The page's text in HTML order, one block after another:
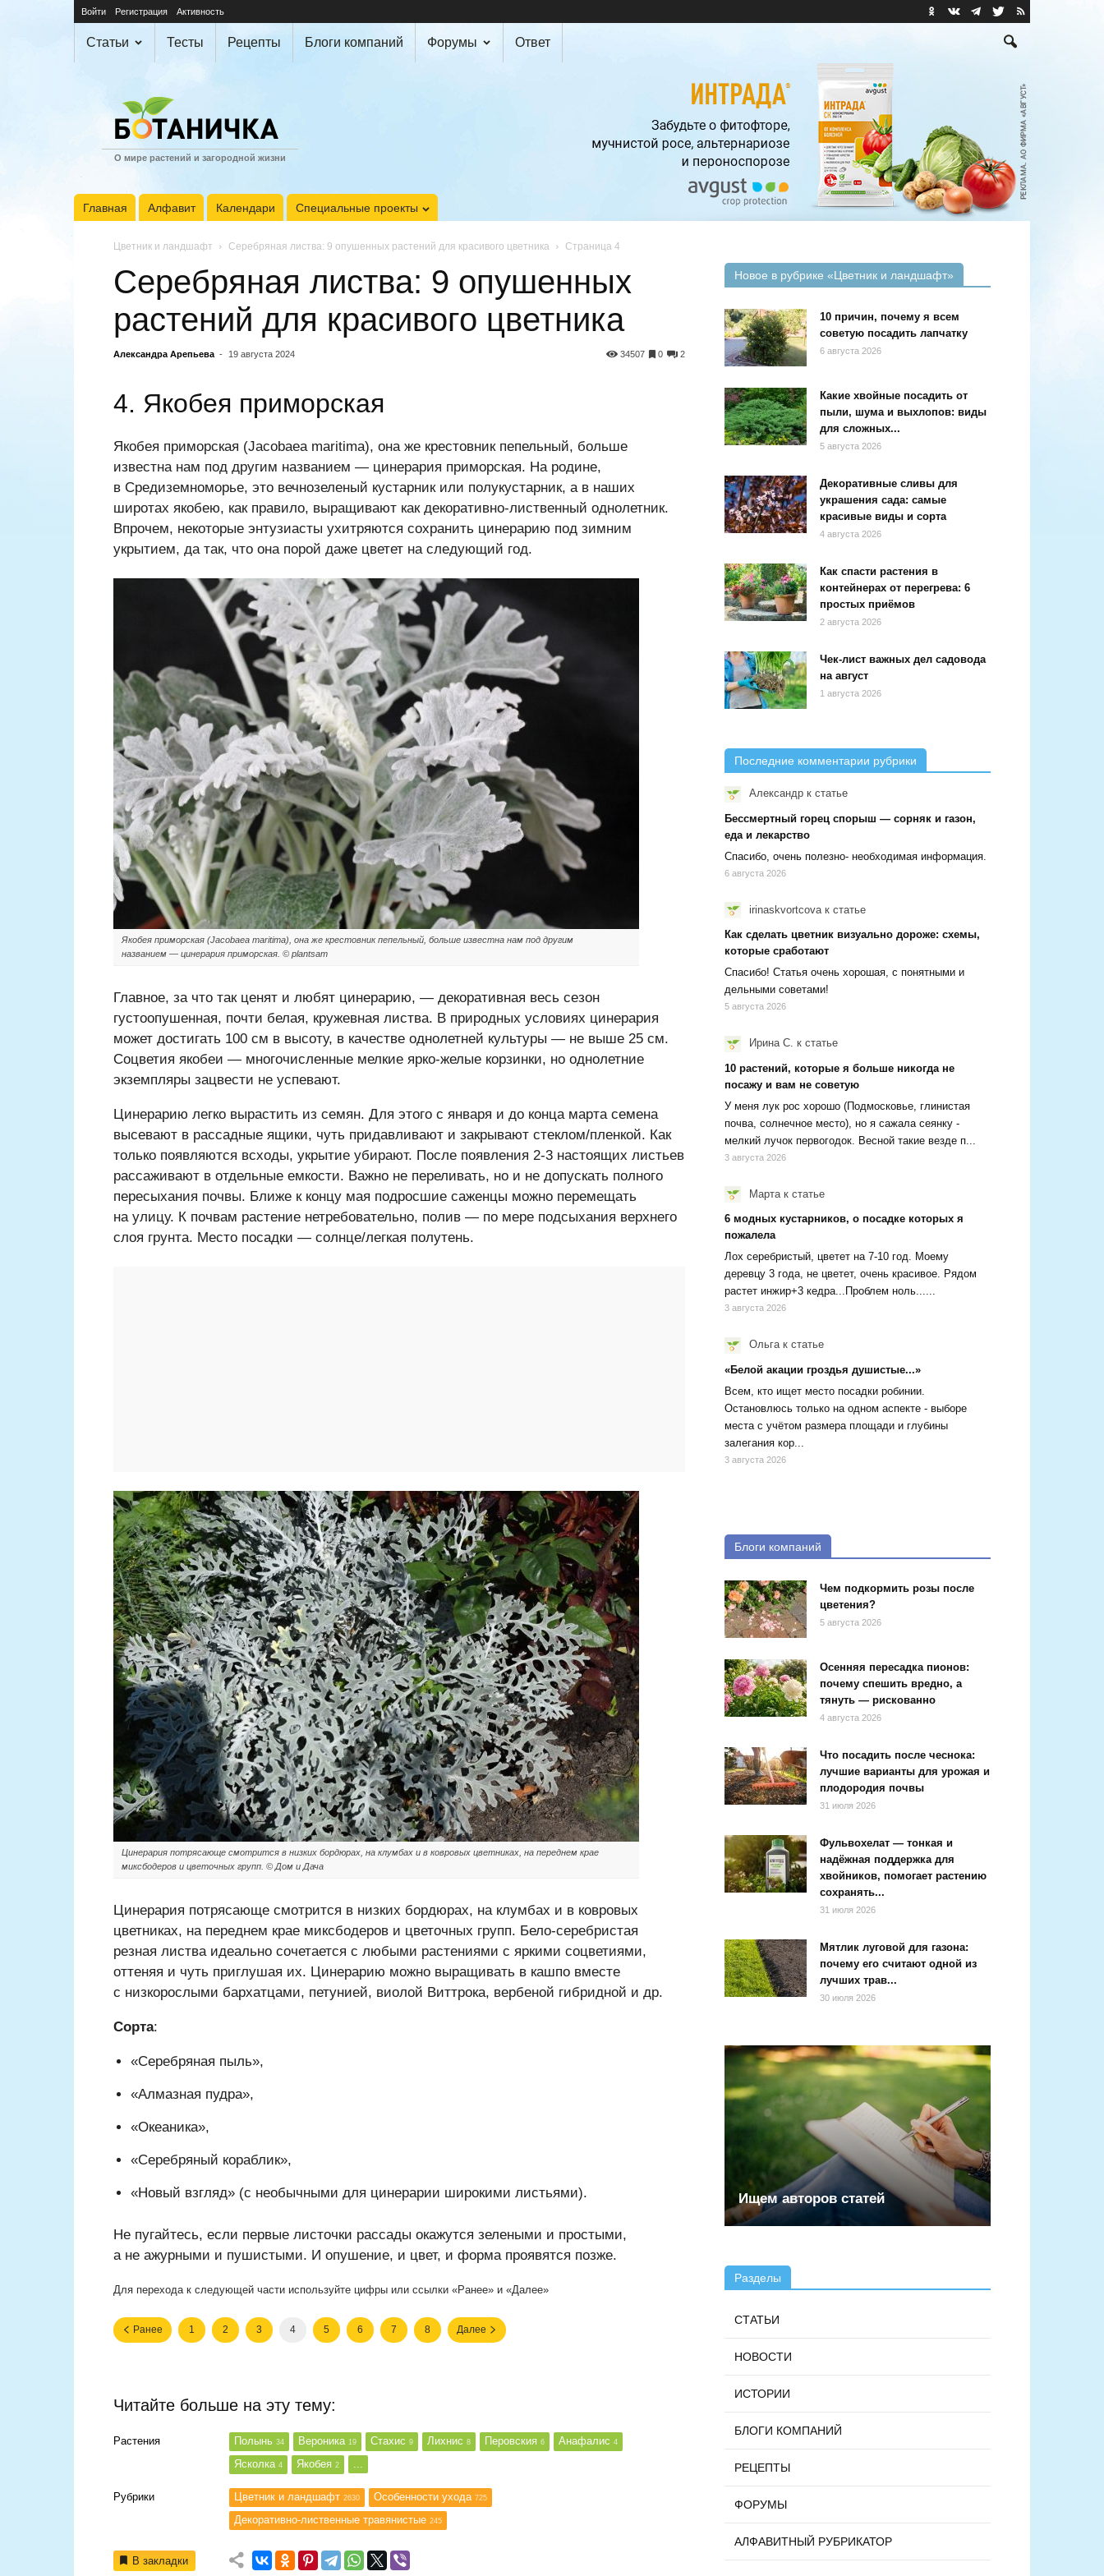
Войти Регистрация Активность
Статьи Тесты Рецепты Блоги компаний Форумы Ответ
О мире растений и загородной жизни
Главная Алфавит Календари Специальные проекты
Цветник и ландшафт Серебряная листва: 9 опушенных растений для красивого цветника Страница 4
Серебряная листва: 9 опушенных
растений для красивого цветника
Александра Арепьева - 19 августа 2024 2
0
34507
4. Якобея приморская
Якобея приморская (Jacobaea maritima), она же крестовник пепельный, больше
известна нам под другим названием — цинерария приморская. На родине,
в Средиземноморье, это вечнозеленый кустарник или полукустарник, а в наших
широтах якобею, как правило, выращивают как декоративно-лиственный однолетник.
Впрочем, некоторые энтузиасты ухитряются сохранить цинерарию под зимним
укрытием, да так, что она порой даже цветет на следующий год.
Якобея приморская (Jacobaea maritima), она же крестовник пепельный, больше известна нам под другим
названием — цинерария приморская. © plantsam
Главное, за что так ценят и любят цинерарию, — декоративная весь сезон
густоопушенная, почти белая, кружевная листва. В природных условиях цинерария
может достигать 100 см в высоту, в качестве однолетней культуры — не выше 25 см.
Соцветия якобеи — многочисленные мелкие ярко-желые корзинки, но однолетние
экземпляры зацвести не успевают.
Цинерарию легко вырастить из семян. Для этого с января и до конца марта семена
высевают в рассадные ящики, чуть придавливают и закрывают стеклом/пленкой. Как
только появляются всходы, укрытие убирают. После появления 2-3 настоящих листьев
рассаживают в отдельные емкости. Важно не переливать, но и не допускать полного
пересыхания почвы. Ближе к концу мая подросшие саженцы можно перемещать
на улицу. К почвам растение нетребовательно, полив — по мере подсыхания верхнего
слоя грунта. Место посадки — солнце/легкая полутень.
Цинерария потрясающе смотрится в низких бордюрах, на клумбах и в ковровых цветниках, на переднем крае
миксбодеров и цветочных групп. © Дом и Дача
Цинерария потрясающе смотрится в низких бордюрах, на клумбах и в ковровых
цветниках, на переднем крае миксбодеров и цветочных групп. Бело-серебристая
резная листва идеально сочетается с любыми растениями с яркими соцветиями,
оттеняя и чуть приглушая их. Цинерарию можно выращивать в кашпо вместе
с низкорослыми бархатцами, петунией, виолой Виттрока, вербеной гибридной и др.
Сорта:
«Серебряная пыль»,
«Алмазная пудра»,
«Океаника»,
«Серебряный кораблик»,
«Новый взгляд» (с необычными для цинерарии широкими листьями).
Не пугайтесь, если первые листочки рассады окажутся зелеными и простыми,
а не ажурными и пушистыми. И опушение, и цвет, и форма проявятся позже.
Для перехода к следующей части используйте цифры или ссылки «Ранее» и «Далее»
Ранее 1 2 3 4 5 6 7 8 Далее
Читайте больше на эту тему:
Растения Полынь 34 Вероника 19 Стахис 9 Лихнис 8 Перовския 6 Анафалис 4
Ясколка 4 Якобея 2 ...
Рубрики Цветник и ландшафт 2630 Особенности ухода 725
Декоративно-лиственные травянистые 245
В закладки
Новое в рубрике «Цветник и ландшафт»
10 причин, почему я всем
советую посадить лапчатку
6 августа 2026
Какие хвойные посадить от
пыли, шума и выхлопов: виды
для сложных...
5 августа 2026
Декоративные сливы для
украшения сада: самые
красивые виды и сорта
4 августа 2026
Как спасти растения в
контейнерах от перегрева: 6
простых приёмов
2 августа 2026
Чек-лист важных дел садовода
на август
1 августа 2026
Последние комментарии рубрики
Александр к статье
Бессмертный горец спорыш — сорняк и газон,
еда и лекарство
Спасибо, очень полезно- необходимая информация.
6 августа 2026
irinaskvortcova к статье
Как сделать цветник визуально дороже: схемы,
которые сработают
Спасибо! Статья очень хорошая, с понятными и
дельными советами!
5 августа 2026
Ирина С. к статье
10 растений, которые я больше никогда не
посажу и вам не советую
У меня лук рос хорошо (Подмосковье, глинистая
почва, солнечное место), но я сажала сеянку -
мелкий лучок первогодок. Весной такие везде п...
3 августа 2026
Марта к статье
6 модных кустарников, о посадке которых я
пожалела
Лох серебристый, цветет на 7-10 год. Моему
деревцу 3 года, не цветет, очень красивое. Рядом
растет инжир+3 кедра...Проблем ноль......
3 августа 2026
Ольгак статье
«Белой акации гроздья душистые...»
Всем, кто ищет место посадки робинии.
Остановлюсь только на одном аспекте - выборе
места с учётом размера площади и глубины
залегания кор...
3 августа 2026
Блоги компаний
Чем подкормить розы после
цветения?
5 августа 2026
Осенняя пересадка пионов:
почему спешить вредно, а
тянуть — рискованно
4 августа 2026
Что посадить после чеснока:
лучшие варианты для урожая и
плодородия почвы
31 июля 2026
Фульвохелат — тонкая и
надёжная поддержка для
хвойников, помогает растению
сохранять...
31 июля 2026
Мятлик луговой для газона:
почему его считают одной из
лучших трав...
30 июля 2026
Ищем авторов статей
Разделы
СТАТЬИ
НОВОСТИ
ИСТОРИИ
БЛОГИ КОМПАНИЙ
РЕЦЕПТЫ
ФОРУМЫ
АЛФАВИТНЫЙ РУБРИКАТОР